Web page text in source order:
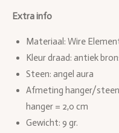
Extra info
Materiaal: Wire
Kleur draad: antiek
Steen: angel aura
Afmeting hanger/
hanger = 2,0 cm
Gewicht: 9 gr.